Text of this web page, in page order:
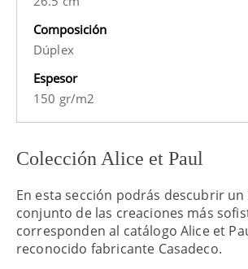
Composición
Dúplex
Espesor
150 gr/m2
Colección Alice et Paul
En esta sección podrás descubrir
conjunto de las creaciones más
corresponden al catálogo Alice et
reconocido fabricante Casadeco.